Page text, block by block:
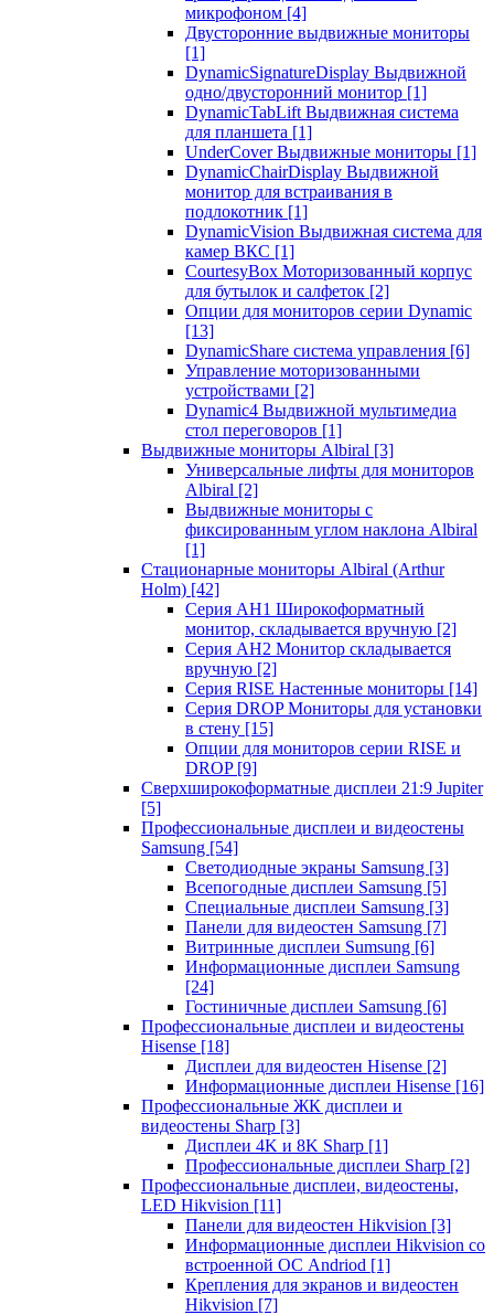
микрофоном [4]
Двусторонние выдвижные мониторы
[1]
DynamicSignatureDisplay Выдвижной
одно/двусторонний монитор [1]
DynamicTabLift Выдвижная система
для планшета [1]
UnderCover Выдвижные мониторы [1]
DynamicChairDisplay Выдвижной
монитор для встраивания в
подлокотник [1]
DynamicVision Выдвижная система для
камер ВКС [1]
CourtesyBox Моторизованный корпус
для бутылок и салфеток [2]
Опции для мониторов серии Dynamic
[13]
DynamicShare система управления [6]
Управление моторизованными
устройствами [2]
Dynamic4 Выдвижной мультимедиа
стол переговоров [1]
Выдвижные мониторы Albiral [3]
Универсальные лифты для мониторов
Albiral [2]
Выдвижные мониторы с
фиксированным углом наклона Albiral
[1]
Стационарные мониторы Albiral (Arthur
Holm) [42]
Серия AH1 Широкоформатный
монитор, складывается вручную [2]
Серия AH2 Монитор складывается
вручную [2]
Серия RISE Настенные мониторы [14]
Серия DROP Мониторы для установки
в стену [15]
Опции для мониторов серии RISE и
DROP [9]
Сверхширокоформатные дисплеи 21:9 Jupiter
[5]
Профессиональные дисплеи и видеостены
Samsung [54]
Светодиодные экраны Samsung [3]
Всепогодные дисплеи Samsung [5]
Специальные дисплеи Samsung [3]
Панели для видеостен Samsung [7]
Витринные дисплеи Sumsung [6]
Информационные дисплеи Samsung
[24]
Гостиничные дисплеи Samsung [6]
Профессиональные дисплеи и видеостены
Hisense [18]
Дисплеи для видеостен Hisense [2]
Информационные дисплеи Hisense [16]
Профессиональные ЖК дисплеи и
видеостены Sharp [3]
Дисплеи 4K и 8K Sharp [1]
Профессиональные дисплеи Sharp [2]
Профессиональные дисплеи, видеостены,
LED Hikvision [11]
Панели для видеостен Hikvision [3]
Информационные дисплеи Hikvision со
встроенной ОС Andriod [1]
Крепления для экранов и видеостен
Hikvision [7]